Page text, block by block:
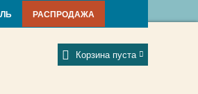
Мой профиль
Корзина пуста
РАСПРОДАЖА